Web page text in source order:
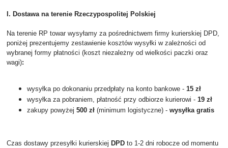
I. Dostawa na terenie Rzeczypospolitej Polskiej
Na terenie RP towar wysyłamy za pośrednictwem firmy kurierskiej DPD,
poniżej prezentujemy zestawienie kosztów wysyłki w zależności od
wybranej formy płatności (koszt niezależny od wielkości paczki oraz
wagi):
wysyłka po dokonaniu przedpłaty na konto bankowe - 15 zł
wysyłka za pobraniem, płatność przy odbiorze kurierowi - 19 zł
zakupy powyżej 500 zł (minimum logistyczne) - wysyłka gratis
Czas dostawy przesyłki kurierskiej DPD to 1-2 dni robocze od momentu